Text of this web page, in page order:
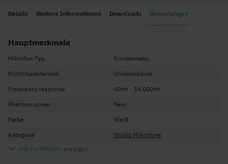
Details Weitere Informationen Downloads Bewertungen
Hauptmerkmale
Mikrofon-Typ
Kondensator
Richtcharakteristik
Unidirectional
Frequency response
50Hz - 14.000Hz
Phantom power
Nein
Farbe
Weiß
Kategorie
Studio Mikrofone
Alle Funktionen anzeigen